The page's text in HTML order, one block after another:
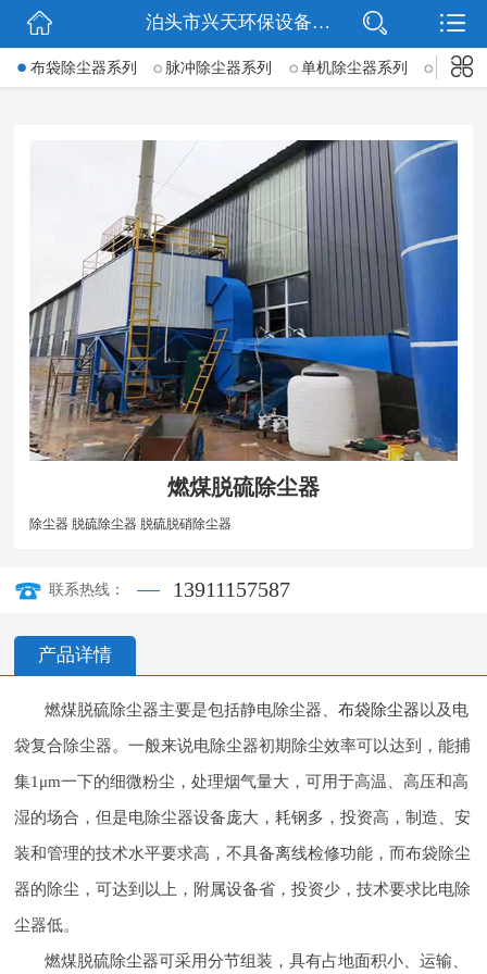
网站首页
新闻动态
产品展示
公司微信
联系我们
泊头市兴天环保设备有限公司
布袋除尘器系列 脉冲除尘器系列 单机除尘器系列 锅炉
燃煤脱硫除尘器
除尘器 脱硫除尘器 脱硫脱硝除尘器
联系热线： 13911157587
产品详情
燃煤脱硫除尘器主要是包括静电除尘器、布袋除尘器以及电
袋复合除尘器。一般来说电除尘器初期除尘效率可以达到，能捕
集1μm一下的细微粉尘，处理烟气量大，可用于高温、高压和高
湿的场合，但是电除尘器设备庞大，耗钢多，投资高，制造、安
装和管理的技术水平要求高，不具备离线检修功能，而布袋除尘
器的除尘，可达到以上，附属设备省，投资少，技术要求比电除
尘器低。
燃煤脱硫除尘器可采用分节组装，具有占地面积小、运输、